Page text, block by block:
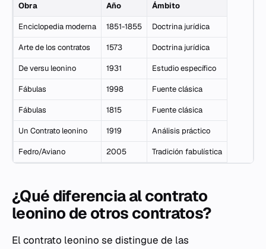
Obra Año Ámbito
Enciclopedia moderna 1851-1855 Doctrina jurídica
Arte de los contratos 1573 Doctrina jurídica
De versu leonino 1931 Estudio específico
Fábulas 1998 Fuente clásica
Fábulas 1815 Fuente clásica
Un Contrato leonino 1919 Análisis práctico
Fedro/Aviano 2005 Tradición fabulística
¿Qué diferencia al contrato
leonino de otros contratos?
El contrato leonino se distingue de las